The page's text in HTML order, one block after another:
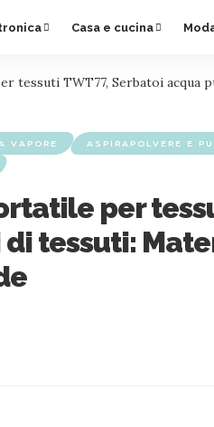
Casa e cucina
tessuti TWT77, Serbatoi
VAPORE ASPIRAPOLVERE E
per
tessuti: